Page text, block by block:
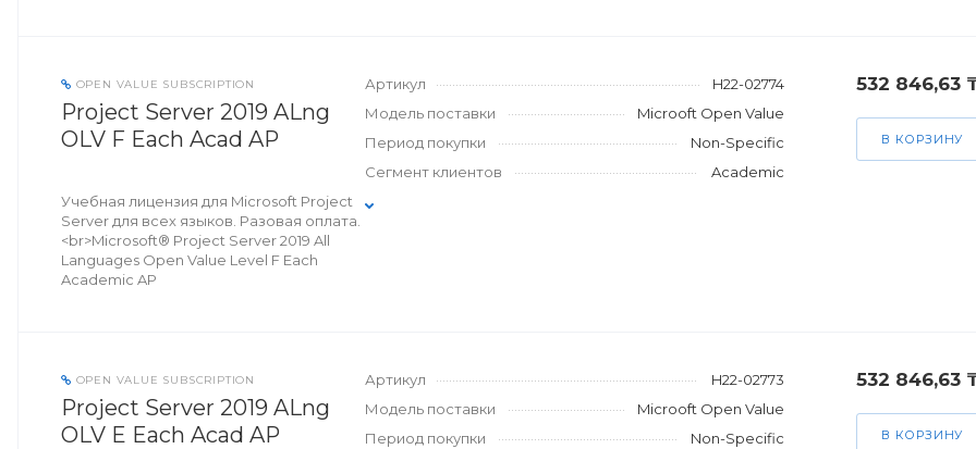
OPEN VALUE SUBSCRIPTION
Project Server 2019 ALng
OLV F Each Acad AP
Учебная лицензия для Microsoft Project
Server для всех языков. Разовая оплата.
<br>Microsoft® Project Server 2019 All
Languages Open Value Level F Each
Academic AP
Артикул
H22-02774
Модель поставки
Microoft Open Value
Период покупки
Non-Specific
Сегмент клиентов
Academic
532 846,63
В КОРЗИНУ
OPEN VALUE SUBSCRIPTION
Project Server 2019 ALng
OLV E Each Acad AP
Артикул
H22-02773
Модель поставки
Microoft Open Value
Период покупки
Non-Specific
532 846,63
В КОРЗИНУ